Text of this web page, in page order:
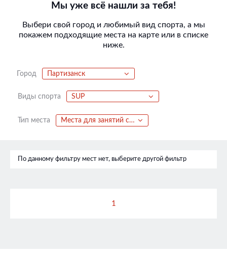
Мы уже всё нашли за тебя!
Выбери свой город и любимый вид спорта, а мы
покажем подходящие места на карте или в списке
ниже.
Город Партизанск
Виды спорта SUP
Тип места Места для занятий спортом
По данному фильтру мест нет, выберите другой фильтр
1